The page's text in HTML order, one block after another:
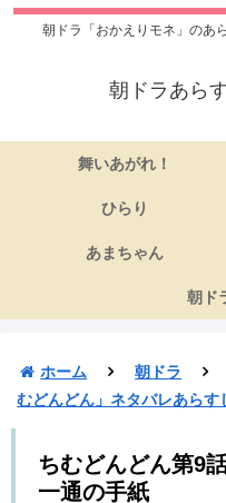
朝ドラ「おかえりモネ」のあ
朝ドラあら
舞いあがれ！
ひらり
あまちゃん
朝ド
ホーム 朝ドラ
むどんどん」ネタバレあらす
ちむどんどん第9
一通の手紙